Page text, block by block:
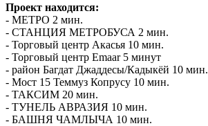
Проект находится:
- МЕТРО 2 мин.
- СТАНЦИЯ МЕТРОБУСА 2 мин.
- Торговый центр Акасья 10 мин.
- Торговый центр Emaar 5 минут
- район Багдат Джаддесы/Кадыкёй 10 мин.
- Мост 15 Теммуз Копрусу 10 мин.
- ТАКСИМ 20 мин.
- ТУНЕЛЬ АВРАЗИЯ 10 мин.
- БАШНЯ ЧАМЛЫЧА 10 мин.